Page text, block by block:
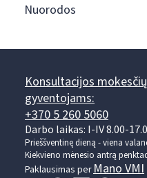
Nuorodos
Konsultacijos
gyventojams:
+370 5 260 5060
Darbo laikas: I-IV 8.00-
Prieššventinę dieną - viena
Kiekvieno mėnesio antrą
Paklausimas per Mano VMI